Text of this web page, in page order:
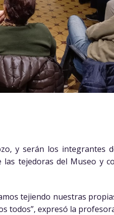
y serán los integrantes
tejedoras del Museo y
tejiendo nuestras
todos”, expresó la